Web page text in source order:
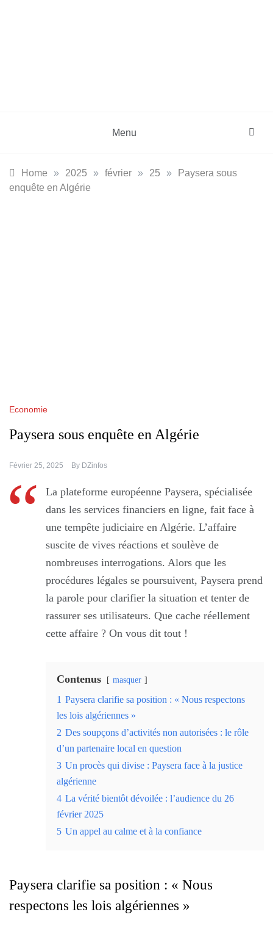
Menu
Home » 2025 » février » 25 »
Paysera sous
enquête en Algérie
Economie
Paysera sous enquête en Algérie
Février 25, 2025 By DZinfos
La plateforme européenne Paysera, spécialisée
dans les services financiers en ligne, fait face à
une tempête judiciaire en Algérie. L’affaire
suscite de vives réactions et soulève de
nombreuses interrogations. Alors que les
procédures légales se poursuivent, Paysera prend
la parole pour clarifier la situation et tenter de
rassurer ses utilisateurs. Que cache réellement
cette affaire ? On vous dit tout !
Contenus masquer
1 Paysera clarifie sa position : « Nous respectons
les lois algériennes »
2 Des soupçons d’activités non autorisées : le rôle
d’un partenaire local en question
3 Un procès qui divise : Paysera face à la justice
algérienne
4 La vérité bientôt dévoilée : l’audience du 26
février 2025
5 Un appel au calme et à la confiance
Paysera clarifie sa position : « Nous
respectons les lois algériennes »